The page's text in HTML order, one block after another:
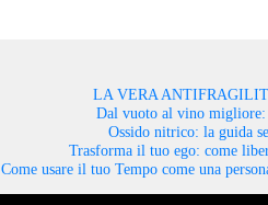
LA VERA
Dal vuoto al vino migliore:
Ossido nitrico: la guida
Trasforma il tuo ego: come
Come usare il tuo Tempo come una